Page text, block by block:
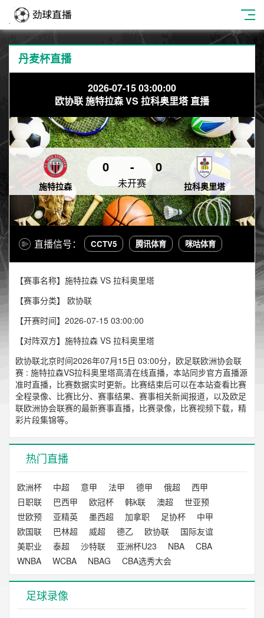
丹麦杯直播
2026-07-15 03:00:00
欧协联 施特拉森 VS 拉科奥里塔 直播
施特拉森
0 - 0
拉科奥里塔
未开赛
直播信号： CCTV5 腾讯体育 咪咕体育
【赛事名称】施特拉森 VS 拉科奥里塔
【赛事分类】 欧协联
【开赛时间】2026-07-15 03:00:00
【对阵双方】施特拉森 VS 拉科奥里塔
欧协联北京时间2026年07月15日 03:00分，欧足联欧洲协会联
赛 : 施特拉森VS拉科奥里塔高清在线直播，本站同步官方直播源
准时直播，比赛数据实时更新。比赛结束后可以在本站查看比赛
全程录像、比赛比分、赛事结果、赛事相关新闻报道，以及欧足
联欧洲协会联赛的最新赛事直播，比赛录像，比赛视频下载，精
彩片段集锦等。
热门直播
欧洲杯 中超 意甲 法甲 德甲 俄超
西甲
日职联
巴西甲 欧冠杯 韩k联 澳超
世亚预
世欧预
亚精英 墨西超 加拿职 足协杯
中甲
欧国联
巴林超 威超 德乙 欧协联
国际友谊
美职业
泰超 沙特联 亚洲杯U23 NBA
CBA
WNBA
WCBA NBAG CBA选秀大会
足球录像